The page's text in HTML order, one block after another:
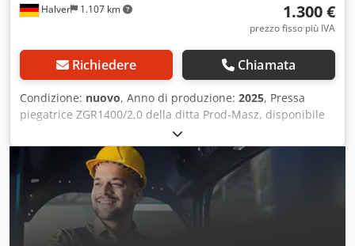
Halver 1.107 km 1.300 €
prezzo fisso più IVA
Richiedere Chiamata
Condizione: nuovo, Anno di produzione: 2025, Pressa
piegatrice ZGR1400/2,0 della ditta Prod-Masz, disponibile
in loco per una prova pratica e per l'acquisto immediato.
Consegna gratuita fino a 150 km. In loco, riceverete una
formazione tecnica specifica. - Larghezza di lavoro: 1400
mm - Spessore della lamiera fino a 2,0 mm (metalli non
ferrosi) - Angolo di piegatura fino a 145° - Apertura: 80 mm
- Scala graduata - Blocco per angoli di piegatura
preimpostati - Piano di appoggio per le lamiere - Blocco di